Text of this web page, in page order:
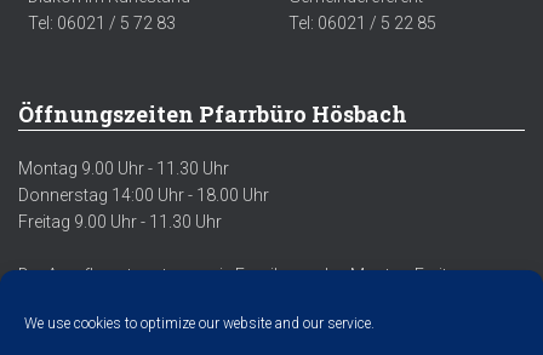
We use cookies to optimize our website and our service.
Tel: 06021 / 5 72 83
Tel: 06021 / 5 22 85
Öffnungszeiten Pfarrbüro Hösbach
Montag 9.00 Uhr - 11.30 Uhr
Donnerstag 14:00 Uhr - 18.00 Uhr
Freitag 9.00 Uhr - 11.30 Uhr
Der Anrufbeantworter sowie Emails werden Montag-Freitag